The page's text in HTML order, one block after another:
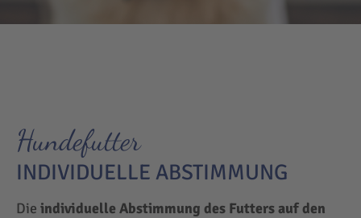
Hundefutter
INDIVIDUELLE ABSTIMMUNG
Die individuelle Abstimmung des Futters auf den